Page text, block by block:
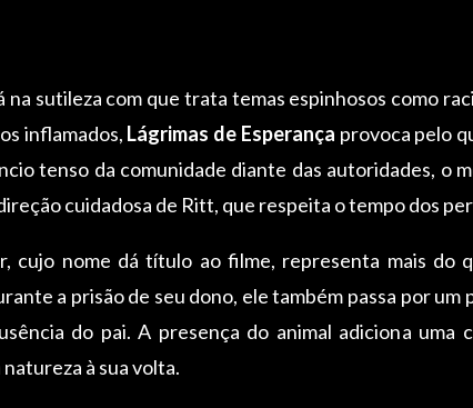
sutileza com que trata temas espinhosos como
inflamados, Lágrimas de Esperança provoca pelo
tenso da comunidade diante das autoridades, o
cuidadosa de Ritt, que respeita o tempo dos
cujo nome dá título ao filme, representa mais
a prisão de seu dono, ele também passa por
do pai. A presença do animal adiciona
natureza à sua volta.